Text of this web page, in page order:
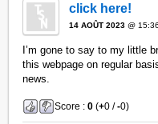
click here!
14 AOÛT 2023 @
I’m gone to say to my little
this webpage on regular
news.
Score :0 (+0 /-0)